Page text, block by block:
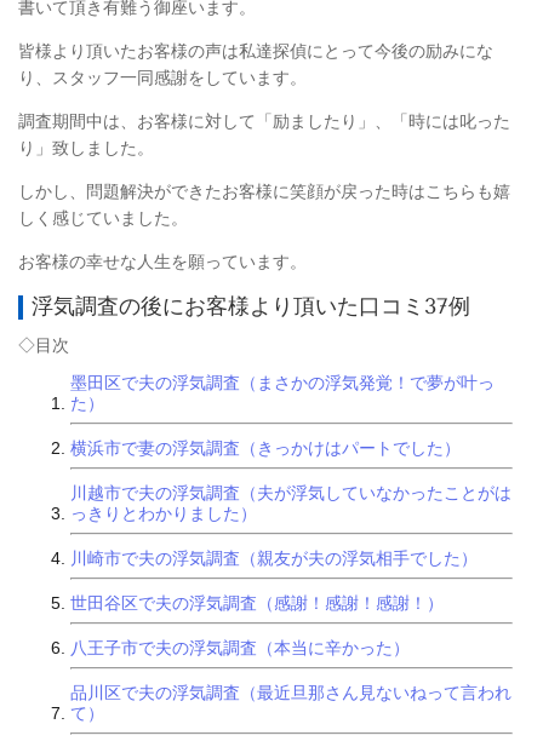
書いて頂き有難う御座います。
皆様より頂いたお客様の声は私達探偵にとって今後の励みにな
り、スタッフ一同感謝をしています。
調査期間中は、お客様に対して「励ましたり」、「時には叱った
り」致しました。
しかし、問題解決ができたお客様に笑顔が戻った時はこちらも嬉
しく感じていました。
お客様の幸せな人生を願っています。
浮気調査の後にお客様より頂いた口コミ37例
◇目次
墨田区で夫の浮気調査（まさかの浮気発覚！で夢が叶っ
た）
横浜市で妻の浮気調査（きっかけはパートでした）
川越市で夫の浮気調査（夫が浮気していなかったことがは
っきりとわかりました）
川崎市で夫の浮気調査（親友が夫の浮気相手でした）
世田谷区で夫の浮気調査（感謝！感謝！感謝！）
八王子市で夫の浮気調査（本当に辛かった）
品川区で夫の浮気調査（最近旦那さん見ないねって言われ
て）